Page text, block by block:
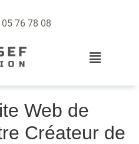
76 78 08
Site Web
Votre Site
Web de
Créateur de